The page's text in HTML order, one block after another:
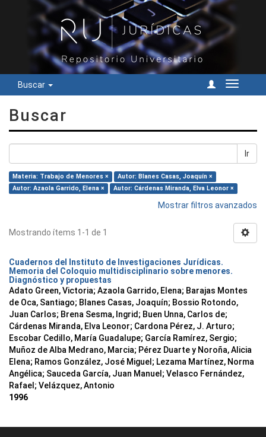
Buscar
Cambiar
Buscar
Ir
Materia: Trabajo de Menores ×
Autor: Blanes Casas, Joaquín ×
Autor: Azaola Garrido, Elena ×
Autor: Cárdenas Miranda, Elva Leonor ×
Mostrar filtros avanzados
Mostrando ítems 1-1 de 1
Cuadernos del Instituto de Investigaciones Jurídicas.
Memoria del Coloquio multidisciplinario sobre menores.
Diagnóstico y propuestas
Adato Green, Victoria; Azaola Garrido, Elena; Barajas Montes
de Oca, Santiago; Blanes Casas, Joaquín; Bossio Rotondo,
Juan Carlos; Brena Sesma, Ingrid; Buen Unna, Carlos de;
Cárdenas Miranda, Elva Leonor; Cardona Pérez, J. Arturo;
Escobar Cedillo, María Guadalupe; García Ramírez, Sergio;
Muñoz de Alba Medrano, Marcia; Pérez Duarte y Noroña, Alicia
Elena; Ramos González, José Miguel; Lezama Martínez, Norma
Angélica; Sauceda García, Juan Manuel; Velasco Fernández,
Rafael; Velázquez, Antonio
1996